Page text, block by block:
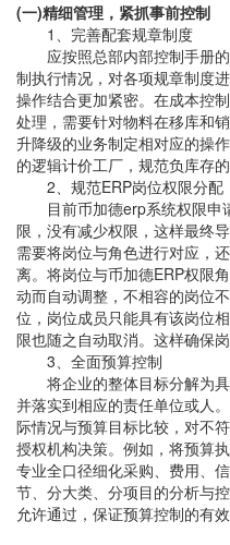
(一)精细管理，紧抓事前控制
1、完善配套规章制度
应按照总部内部控制手册的
制执行情况，对各项规章制度
操作结合更加紧密。在成本控
处理，需要针对物料在移库和
升降级的业务制定相对应的操
的逻辑计价工厂，规范负库存
2、规范ERP岗位权限分配
目前币加德erp系统权限申
限，没有减少权限，这样最终
需要将岗位与角色进行对应，
离。将岗位与币加德ERP权限
动而自动调整，不相容的岗位
位，岗位成员只能具有该岗位
限也随之自动取消。这样确保
3、全面预算控制
将企业的整体目标分解为具
并落实到相应的责任单位或人
际情况与预算目标比较，对不
授权机构决策。例如，将预算
专业全口径细化采购、费用、
节、分大类、分项目的分析与
允许通过，保证预算控制的有效